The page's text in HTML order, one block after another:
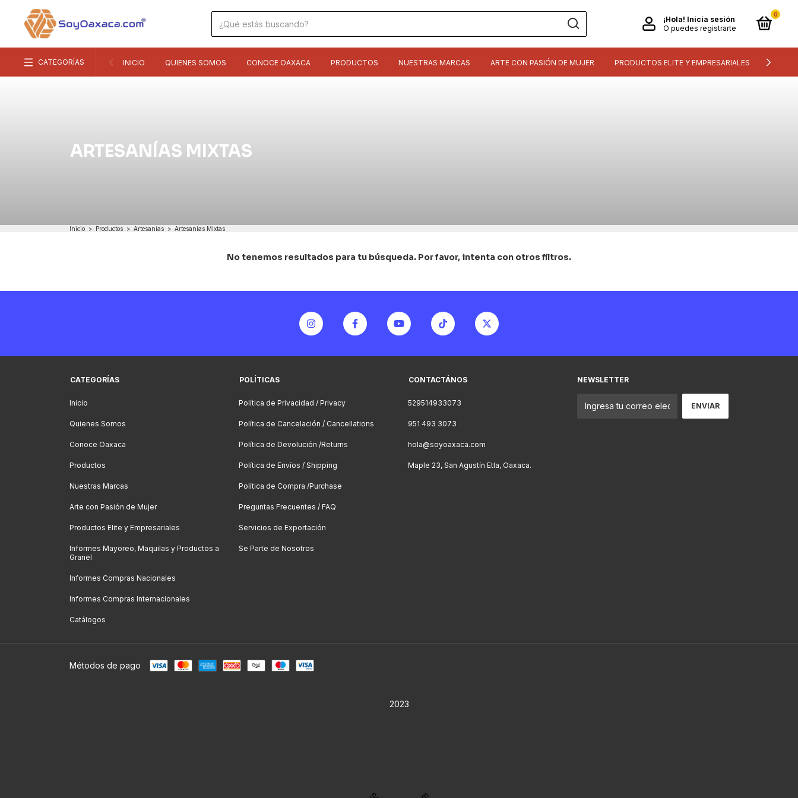
¡Hola! Inicia sesión
O puedes registrarte
0
CATEGORÍAS INICIO QUIENES SOMOS CONOCE OAXACA PRODUCTOS NUESTRAS MARCAS ARTE CON PASIÓN DE MUJER PRODUCTOS ELITE Y EMPRESARIALES
ARTESANÍAS MIXTAS
Inicio > Productos > Artesanías > Artesanías Mixtas
No tenemos resultados para tu búsqueda. Por favor, intenta con otros filtros.
CATEGORÍAS
Inicio
Quienes Somos
Conoce Oaxaca
Productos
Nuestras Marcas
Arte con Pasión de Mujer
Productos Elite y Empresariales
Informes Mayoreo, Maquilas y Productos a
Granel
Informes Compras Nacionales
Informes Compras Internacionales
Catálogos
POLÍTICAS
Política de Privacidad / Privacy
Política de Cancelación / Cancellations
Política de Devolución /Returns
Política de Envíos / Shipping
Política de Compra /Purchase
Preguntas Frecuentes / FAQ
Servicios de Exportación
Se Parte de Nosotros
CONTACTÁNOS
529514933073
951 493 3073
hola@soyoaxaca.com
Maple 23, San Agustín Etla, Oaxaca.
NEWSLETTER
Métodos de pago
2023